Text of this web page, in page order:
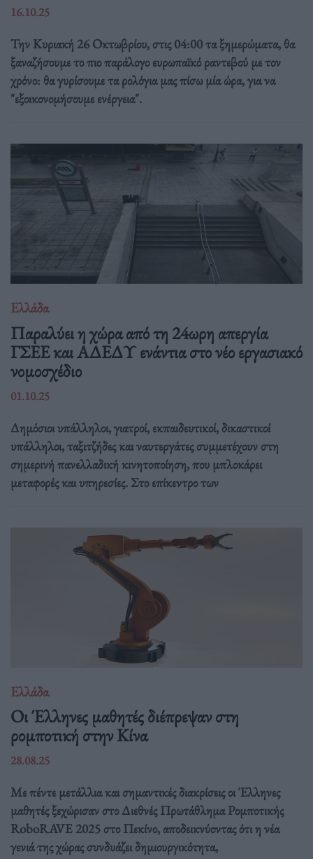
16.10.25
Την Κυριακή 26 Οκτωβρίου, στις 04:00 τα ξημερώματα, θα
ξαναζήσουμε το πιο παράλογο ευρωπαϊκό ραντεβού με τον
χρόνο: θα γυρίσουμε τα ρολόγια μας πίσω μία ώρα, για να
"εξοικονομήσουμε ενέργεια".
Ελλάδα
Παραλύει η χώρα από τη 24ωρη απεργία
ΓΣΕΕ και ΑΔΕΔΥ ενάντια στο νέο εργασιακό
νομοσχέδιο
01.10.25
Δημόσιοι υπάλληλοι, γιατροί, εκπαιδευτικοί, δικαστικοί
υπάλληλοι, ταξιτζήδες και ναυτεργάτες συμμετέχουν στη
σημερινή πανελλαδική κινητοποίηση, που μπλοκάρει
μεταφορές και υπηρεσίες. Στο επίκεντρο των
Ελλάδα
Οι Έλληνες μαθητές διέπρεψαν στη
ρομποτική στην Κίνα
28.08.25
Με πέντε μετάλλια και σημαντικές διακρίσεις οι Έλληνες
μαθητές ξεχώρισαν στο Διεθνές Πρωτάθλημα Ρομποτικής
RoboRAVE 2025 στο Πεκίνο, αποδεικνύοντας ότι η νέα
γενιά της χώρας συνδυάζει δημιουργικότητα,